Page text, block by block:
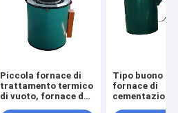
Piccola fornace di
trattamento termico
di vuoto, fornace del
Tipo buono
fornace di
cementazione